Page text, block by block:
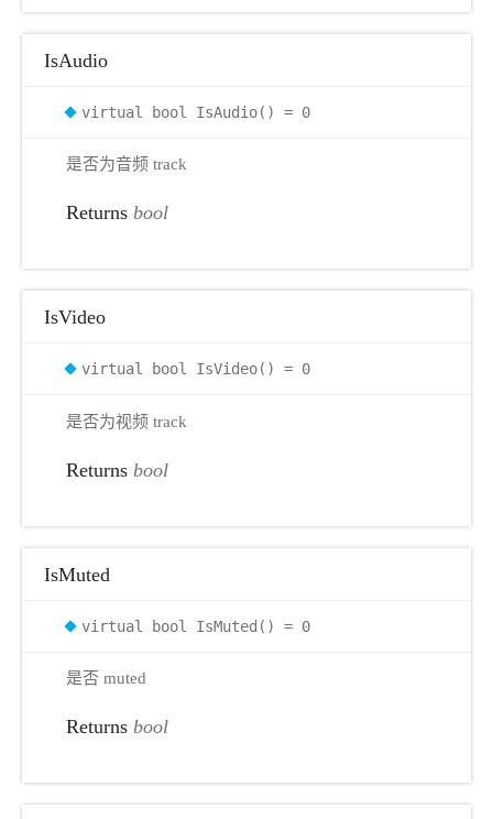
IsAudio
virtual bool IsAudio() = 0
是否为音频 track
Returns bool
IsVideo
virtual bool IsVideo() = 0
是否为视频 track
Returns bool
IsMuted
virtual bool IsMuted() = 0
是否 muted
Returns bool